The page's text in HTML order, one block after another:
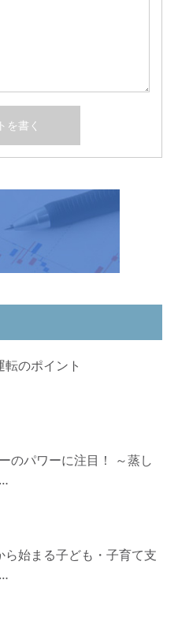
のポイント
のパワーに注目！ ～蒸し
ら始まる子ども・子育て支